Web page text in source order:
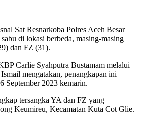
Sat Resnarkoba Polres Aceh Besar
di lokasi berbeda, masing-masing
dan FZ (31).
Carlie Syahputra Bustamam melalui
mengatakan, penangkapan ini
September 2023 kemarin.
tersangka YA dan FZ yang
Keumireu, Kecamatan Kuta Cot Glie.